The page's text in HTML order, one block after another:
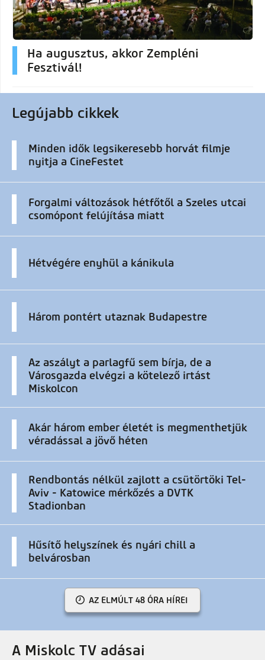
Ha augusztus, akkor Zempléni
Fesztivál!
Legújabb cikkek
Minden idők legsikeresebb horvát filmje
nyitja a CineFestet
Forgalmi változások hétfőtől a Szeles utcai
csomópont felújítása miatt
Hétvégére enyhül a kánikula
Három pontért utaznak Budapestre
Az aszályt a parlagfű sem bírja, de a
Városgazda elvégzi a kötelező irtást
Miskolcon
Akár három ember életét is megmenthetjük
véradással a jövő héten
Rendbontás nélkül zajlott a csütörtöki Tel-
Aviv - Katowice mérkőzés a DVTK
Stadionban
Hűsítő helyszínek és nyári chill a
belvárosban
AZ ELMÚLT 48 ÓRA HÍREI
A Miskolc TV adásai